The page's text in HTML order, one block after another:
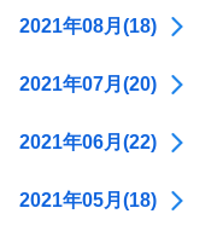
2021年08月(18)
2021年07月(20)
2021年06月(22)
2021年05月(18)